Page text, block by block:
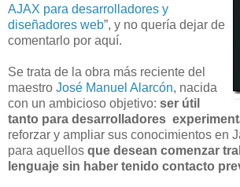
AJAX para desarrolladores y
diseñadores web”, y no quería dejar de
comentarlo por aquí.
Se trata de la obra más reciente del
maestro José Manuel Alarcón, nacida
con un ambicioso objetivo: ser útil
tanto para desarrolladores
reforzar y ampliar sus conocimientos en
para aquellos que desean comenzar
lenguaje sin haber tenido contacto